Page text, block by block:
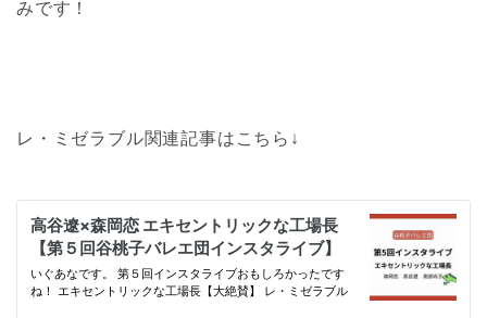
みです！
レ・ミゼラブル関連記事はこちら↓